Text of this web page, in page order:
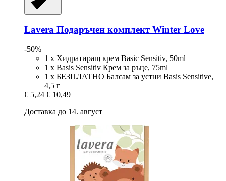
Lavera Подаръчен комплект Winter Love
-50%
1 x Хидратиращ крем Basic Sensitiv, 50ml
1 x Basis Sensitiv Крем за ръце, 75ml
1 x БЕЗПЛАТНО Балсам за устни Basis Sensitive,
4,5 г
€ 5,24 € 10,49
Доставка до 14. август